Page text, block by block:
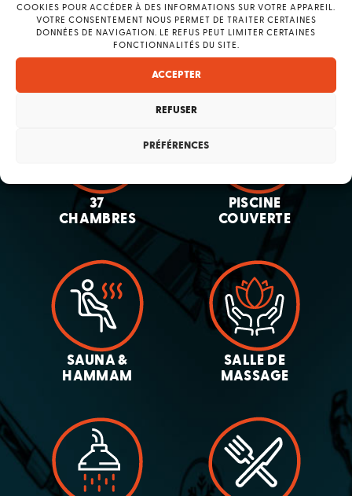
COOKIES POUR ACCÉDER À DES INFORMATIONS SUR VOTRE APPAREIL.
VOTRE CONSENTEMENT NOUS PERMET DE TRAITER CERTAINES
DONNÉES DE NAVIGATION. LE REFUS PEUT LIMITER CERTAINES
FONCTIONNALITÉS DU SITE.
ACCEPTER
REFUSER
PRÉFÉRENCES
Une multitude
d'espaces
37
CHAMBRES
PISCINE
COUVERTE
SAUNA &
HAMMAM
SALLE DE
MASSAGE